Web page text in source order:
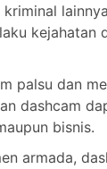
kejahatan
palsu dan
dashcam
bisnis.
armada,